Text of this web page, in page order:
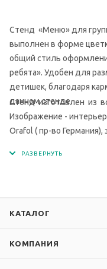
Стенд «Меню» для
выполнен в форме
общий стиль
ребята». Удобен для
детишек, благодаря
данном стенде.
Стенд изготовлен из
Изображение -
Orafol ( пр-во
КАТАЛОГ
КОМПАНИЯ